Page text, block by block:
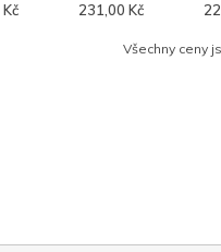
231,00 Kč
Všechny ceny